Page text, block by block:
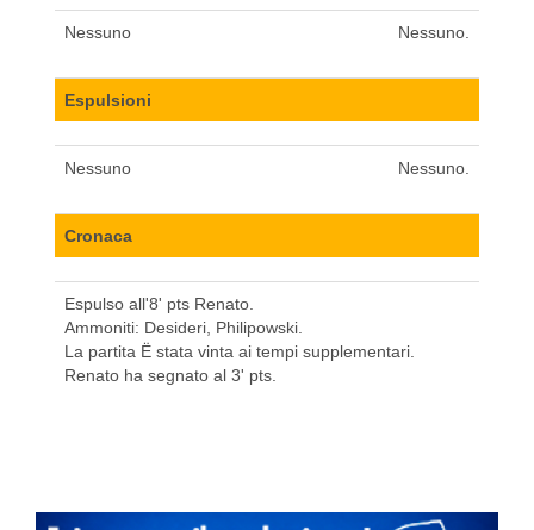
Nessuno Nessuno.
Espulsioni
Nessuno Nessuno.
Cronaca
Espulso all'8' pts Renato.
Ammoniti: Desideri, Philipowski.
La partita Ë stata vinta ai tempi supplementari.
Renato ha segnato al 3' pts.